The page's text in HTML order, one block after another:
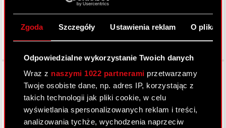
Zgoda Szczegóły Ustawienia reklam O
Odpowiedzialne wykorzystanie Twoich danych
Wraz z naszymi 1022 partnerami przetwarzamy
Twoje osobiste dane, np. adres IP, korzystając z
takich technologii jak pliki cookie, w celu
wyświetlania spersonalizowanych reklam i treści,
analizowania tychże, wychodzenia naprzeciw
Facebook